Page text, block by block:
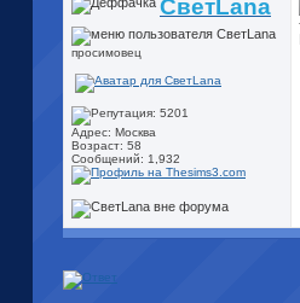
СветLana
просимовец
Адрес: Москва
Возраст: 58
Сообщений: 1,932